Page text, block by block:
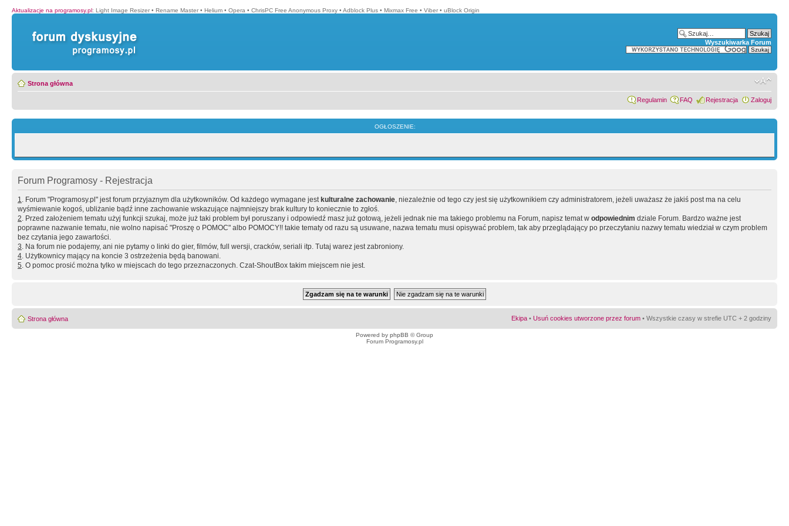
Aktualizacje na programosy.pl: Light Image Resizer • Rename Master • Helium • Opera • ChrisPC Free Anonymous Proxy • Adblock Plus • Mixmax Free • Viber • uBlock Origin
Wyszukiwarka Forum
Strona główna
Regulamin FAQ Rejestracja Zaloguj
OGŁOSZENIE:
Forum Programosy - Rejestracja
1. Forum "Programosy.pl" jest forum przyjaznym dla użytkowników. Od każdego wymagane jest kulturalne zachowanie, niezależnie od tego czy jest się użytkownikiem czy administratorem, jeżeli uważasz że jakiś post ma na celu
wyśmiewanie kogoś, ubliżanie bądź inne zachowanie wskazujące najmniejszy brak kultury to koniecznie to zgłoś.
2. Przed założeniem tematu użyj funkcji szukaj, może już taki problem był poruszany i odpowiedź masz już gotową, jeżeli jednak nie ma takiego problemu na Forum, napisz temat w odpowiednim dziale Forum. Bardzo ważne jest
poprawne nazwanie tematu, nie wolno napisać "Proszę o POMOC" albo POMOCY!! takie tematy od razu są usuwane, nazwa tematu musi opisywać problem, tak aby przeglądający po przeczytaniu nazwy tematu wiedział w czym problem
bez czytania jego zawartości.
3. Na forum nie podajemy, ani nie pytamy o linki do gier, filmów, full wersji, cracków, seriali itp. Tutaj warez jest zabroniony.
4. Użytkownicy mający na koncie 3 ostrzeżenia będą banowani.
5. O pomoc prosić można tylko w miejscach do tego przeznaczonych. Czat-ShoutBox takim miejscem nie jest.
Strona główna Ekipa • Usuń cookies utworzone przez forum • Wszystkie czasy w strefie UTC + 2 godziny
Powered by phpBB © Group
Forum Programosy.pl